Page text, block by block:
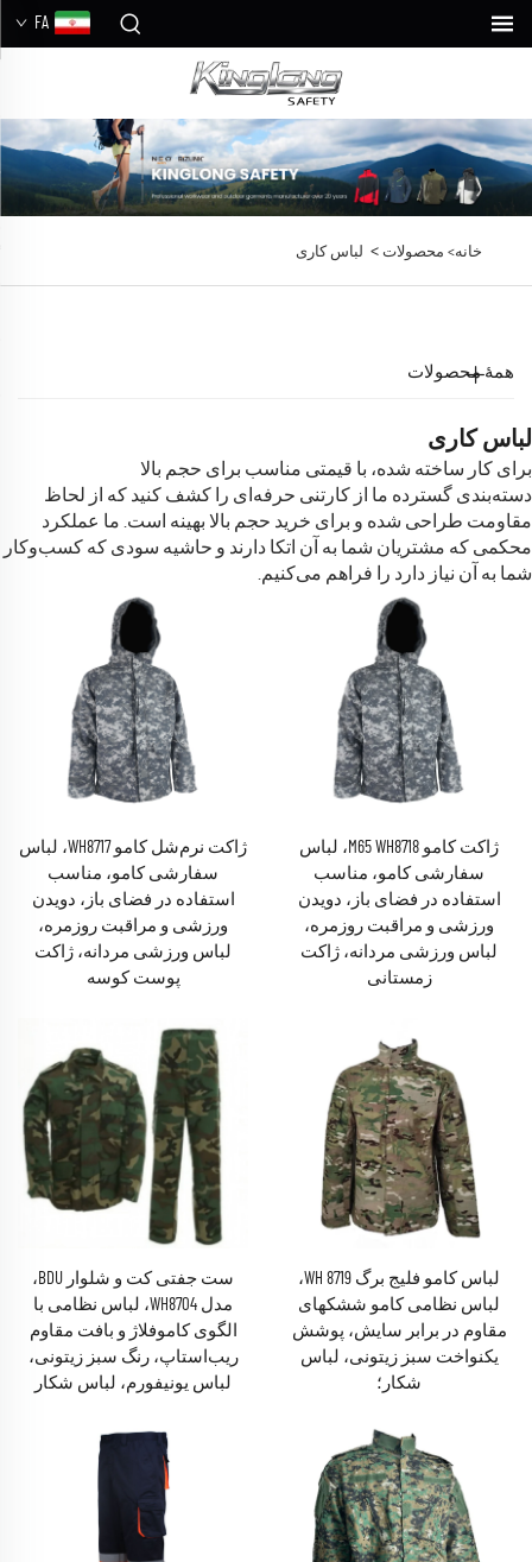
FA
خانه> محصولات> لباس کاری
همهٔ محصولات
لباس کاری
برای کار ساخته شده، با قیمتی مناسب برای حجم بالا
دسته‌بندی گسترده ما از کارتنی حرفه‌ای را کشف کنید که از لحاظ
مقاومت طراحی شده و برای خرید حجم بالا بهینه است. ما عملکرد
محکمی که مشتریان شما به آن اتکا دارند و حاشیه سودی که کسب‌وکار
شما به آن نیاز دارد را فراهم می‌کنیم.
ژاکت کامو M65 WH8718، لباس
سفارشی کامو، مناسب
استفاده در فضای باز، دویدن
ورزشی و مراقبت روزمره،
لباس ورزشی مردانه، ژاکت
زمستانی
ژاکت نرم‌شل کامو WH8717، لباس
سفارشی کامو، مناسب
استفاده در فضای باز، دویدن
ورزشی و مراقبت روزمره،
لباس ورزشی مردانه، ژاکت
پوست کوسه
لباس کامو فلیج برگ WH 8719،
لباس نظامی کامو ششکهای
مقاوم در برابر سایش، پوشش
یکنواخت سبز زیتونی، لباس
شکار؛
ست جفتی کت و شلوار BDU،
مدل WH8704، لباس نظامی با
الگوی کاموفلاژ و بافت مقاوم
ریب‌استاپ، رنگ سبز زیتونی،
لباس یونیفورم، لباس شکار